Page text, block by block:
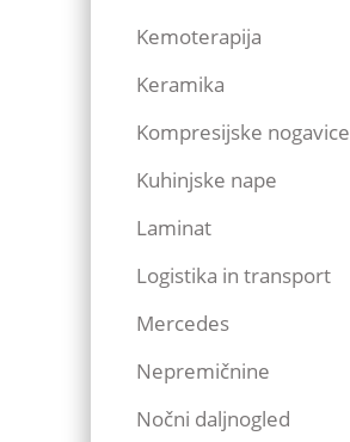
Kemoterapija
Keramika
Kompresijske nogavice
Kuhinjske nape
Laminat
Logistika in transport
Mercedes
Nepremičnine
Nočni daljnogled